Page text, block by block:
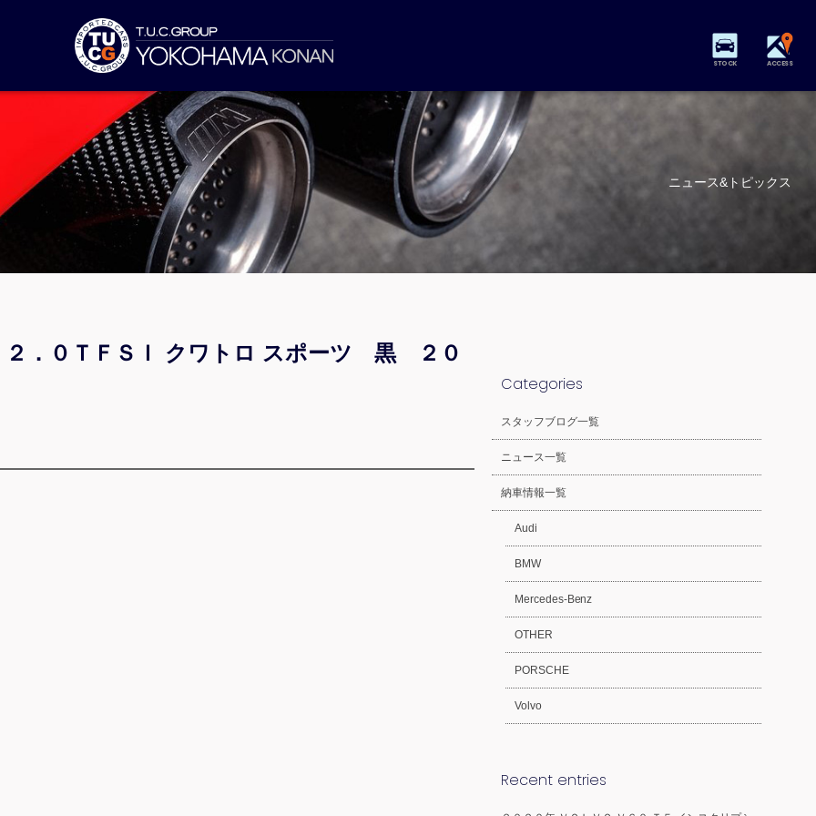
STOCK ACCESS
ニュース&トピックス
２．０ＴＦＳＩ クワトロ スポーツ 黒 ２０
Categories
スタッフブログ一覧
ニュース一覧
納車情報一覧
Audi
BMW
Mercedes-Benz
OTHER
PORSCHE
Volvo
Recent entries